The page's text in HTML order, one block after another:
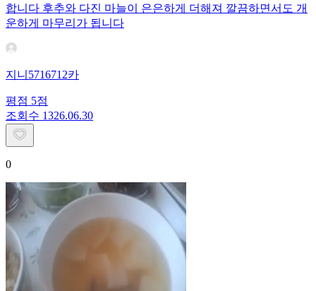
합니다 후추와 다진 마늘이 은은하게 더해져 깔끔하면서도 개
운하게 마무리가 됩니다
지니5716712카
평점 5점
조회수 1326.06.30
0